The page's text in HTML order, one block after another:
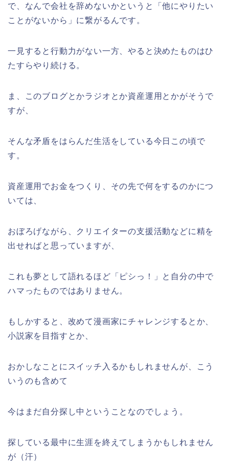
で、なんで会社を辞めないかというと「他にやりたい
ことがないから」に繋がるんです。
一見すると行動力がない一方、やると決めたものはひ
たすらやり続ける。
ま、このブログとかラジオとか資産運用とかがそうで
すが、
そんな矛盾をはらんだ生活をしている今日この頃で
す。
資産運用でお金をつくり、その先で何をするのかにつ
いては、
おぼろげながら、クリエイターの支援活動などに精を
出せればと思っていますが、
これも夢として語れるほど「ピシっ！」と自分の中で
ハマったものではありません。
もしかすると、改めて漫画家にチャレンジするとか、
小説家を目指すとか、
おかしなことにスイッチ入るかもしれませんが、こう
いうのも含めて
今はまだ自分探し中ということなのでしょう。
探している最中に生涯を終えてしまうかもしれません
が（汗）